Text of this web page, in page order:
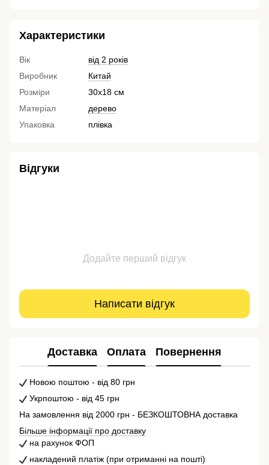
Характеристики
Вік
від 2 років
Виробник
Китай
Розміри
30х18 см
Матеріал
дерево
Упаковка
плівка
Відгуки
Додайте перший відгук
Написати відгук
Доставка Оплата Повернення
Новою поштою - від 80 грн
Укрпоштою - від 45 грн
На замовлення від 2000 грн - БЕЗКОШТОВНА доставка
Більше інформації про доставку
на рахунок ФОП
накладений платіж (при отриманні на пошті)